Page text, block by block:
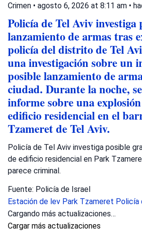
Crimen • agosto 6, 2026 at 8:11 am •
Policía de Tel Aviv investiga
lanzamiento de armas tras
policía del distrito de Tel
una investigación sobre un
posible lanzamiento de
ciudad. Durante la noche,
informe sobre una
edificio residencial en el
Tzameret de Tel Aviv.
Policía de Tel Aviv investiga posible
de edificio residencial en Park
parece criminal.
Fuente: Policía de Israel
Estación de lev Park Tzameret Policía
Cargando más actualizaciones…
Cargar más actualizaciones